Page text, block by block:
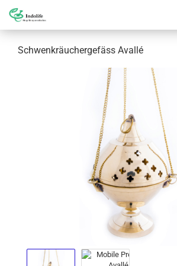
Schwenkräuchergefäss Avallé